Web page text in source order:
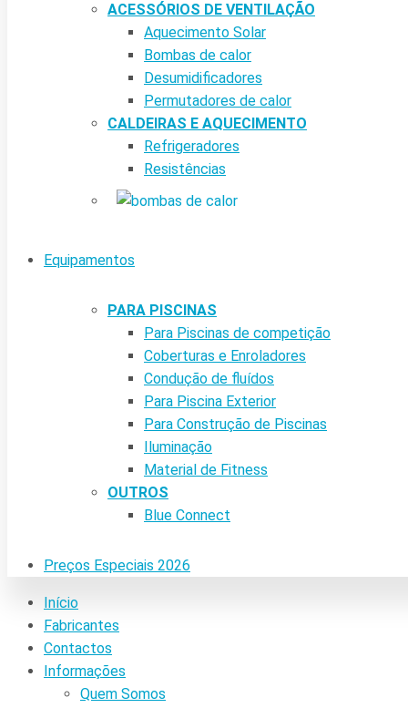
ACESSÓRIOS DE VENTILAÇÃO
Aquecimento Solar
Bombas de calor
Desumidificadores
Permutadores de calor
CALDEIRAS E AQUECIMENTO
Refrigeradores
Resistências
Equipamentos
PARA PISCINAS
Para Piscinas de competição
Coberturas e Enroladores
Condução de fluídos
Para Piscina Exterior
Para Construção de Piscinas
Iluminação
Material de Fitness
OUTROS
Blue Connect
Preços Especiais 2026
Início
Fabricantes
Contactos
Informações
Quem Somos